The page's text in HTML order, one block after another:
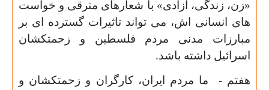
«زن، زندگی، آزادی» با شعارهای مترقی و خواست
های انسانی اش، می تواند تاثیرات گسترده ای بر
مبارزات مدنی مردم فلسطین و زحمتکشان
اسرائیل داشته باشد.
هفتم - ما مردم ایران، کارگران و زحمتکشان و